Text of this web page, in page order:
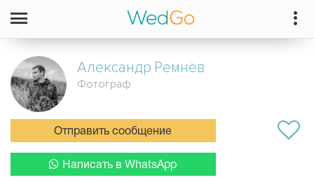
Александр Ремнёв
Фотограф
Отправить сообщение
Написать в WhatsApp